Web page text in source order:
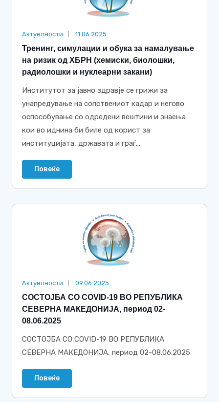
Актуелности 11.06.2025
Тренинг, симулации и обука за намалување
на ризик од ХБРН (хемиски, биолошки,
радиолошки и нуклеарни закани)
Институтот за јавно здравје се грижи за
унапредување на сопствениот кадар и негово
оспособување со одредени вештини и знаења
кои во иднина би биле од корист за
институцијата, државата и граѓ...
Повеќе
Актуелности 09.06.2025
СОСТОЈБА СО COVID-19 ВО РЕПУБЛИКА
СЕВЕРНА МАКЕДОНИЈА, период 02-
08.06.2025
СОСТОЈБА СО COVID-19 ВО РЕПУБЛИКА
СЕВЕРНА МАКЕДОНИЈА, период 02-08.06.2025
Повеќе